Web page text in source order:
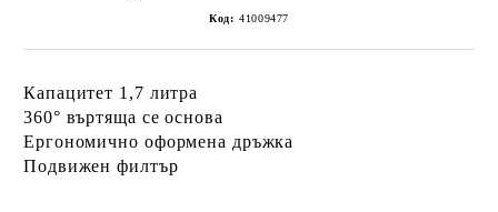
Код: 41009477
Капацитет 1,7 литра
360° въртяща се основа
Ергономично оформена дръжка
Подвижен филтър